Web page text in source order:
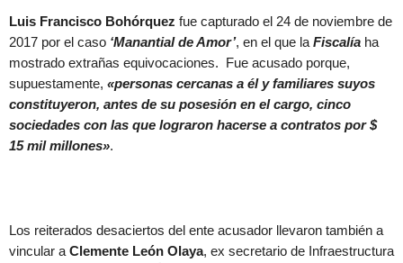
Luis Francisco Bohórquez fue capturado el 24 de noviembre de
2017 por el caso ‘Manantial de Amor’, en el que la Fiscalía ha
mostrado extrañas equivocaciones. Fue acusado porque,
supuestamente, «personas cercanas a él y familiares suyos
constituyeron, antes de su posesión en el cargo, cinco
sociedades con las que lograron hacerse a contratos por $
15 mil millones».
Los reiterados desaciertos del ente acusador llevaron también a
vincular a Clemente León Olaya, ex secretario de Infraestructura